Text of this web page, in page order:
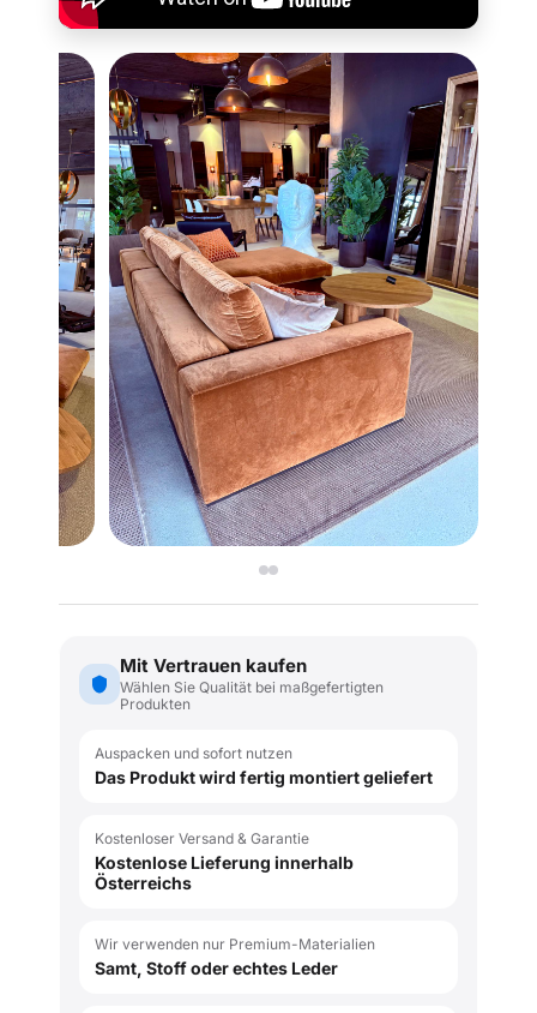
Mit Vertrauen kaufen
Wählen Sie Qualität bei maßgefertigten
Produkten
Auspacken und sofort nutzen
Das Produkt wird fertig montiert geliefert
Kostenloser Versand & Garantie
Kostenlose Lieferung innerhalb
Österreichs
Wir verwenden nur Premium-Materialien
Samt, Stoff oder echtes Leder